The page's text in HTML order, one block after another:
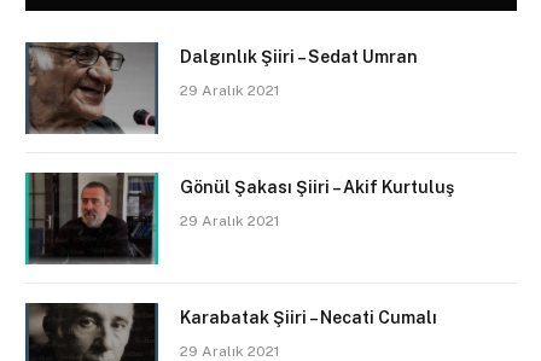
Dalgınlık Şiiri – Sedat Umran
29 Aralık 2021
Gönül Şakası Şiiri – Akif Kurtuluş
29 Aralık 2021
Karabatak Şiiri – Necati Cumalı
29 Aralık 2021